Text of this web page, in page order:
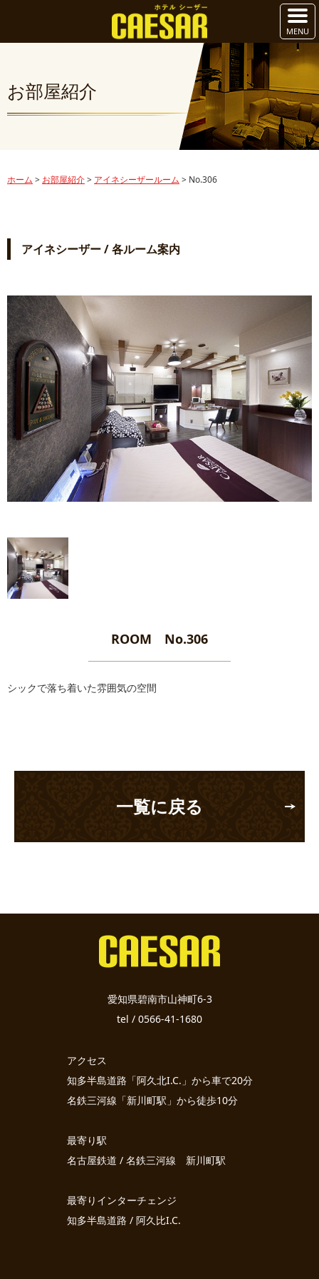
お部屋紹介
ホーム > お部屋紹介> アイネシーザールーム > No.306
アイネシーザー / 各ルーム案内
ROOM No.306
シックで落ち着いた雰囲気の空間
一覧に戻る
愛知県碧南市山神町6-3
tel / 0566-41-1680
アクセス
知多半島道路「阿久北I.C.」から車で20分
名鉄三河線「新川町駅」から徒歩10分
最寄り駅
名古屋鉄道 / 名鉄三河線 新川町駅
最寄りインターチェンジ
知多半島道路 / 阿久比I.C.